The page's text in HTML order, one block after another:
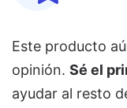
Este producto
opinión. Sé el
ayudar al resto